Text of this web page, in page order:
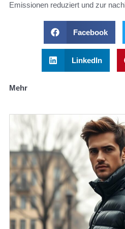
Emissionen reduziert und zur
Facebook
LinkedIn
Mehr